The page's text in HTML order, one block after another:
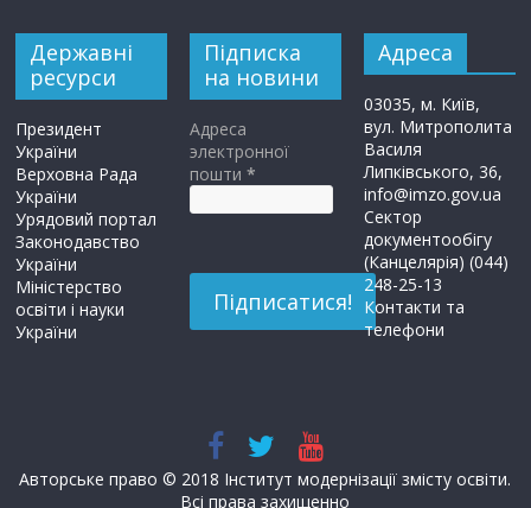
Державні
ресурси
Президент
України
Верховна Рада
України
Урядовий портал
Законодавство
України
Міністерство
освіти і науки
України
Підписка
на новини
Адреса
электронної
пошти*
Адреса
03035, м. Київ,
вул. Митрополита
Василя
Липківського, 36,
info@imzo.gov.ua
Сектор
документообігу
(Канцелярія) (044)
248-25-13
Контакти та
телефони
Авторське право © 2018 Інститут модернізації змісту освіти.
Всі права захищенно